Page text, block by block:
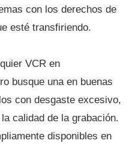
con los derechos de
esté transfiriendo.
VCR en
busque una en buenas
con desgaste excesivo,
calidad de la grabación.
disponibles en